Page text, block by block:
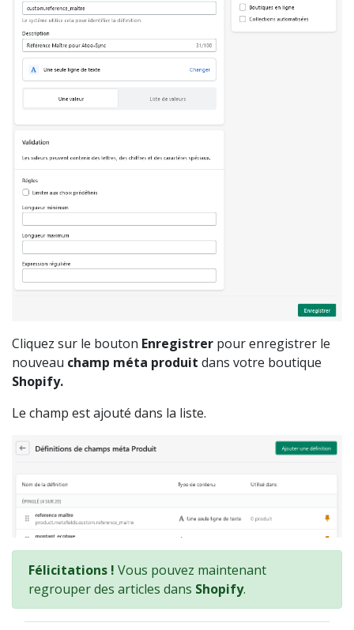
Cliquez sur le bouton Enregistrer pour enregistrer le
nouveau champ méta produit dans votre boutique
Shopify.
Le champ est ajouté dans la liste.
Félicitations ! Vous pouvez maintenant
regrouper des articles dans Shopify.